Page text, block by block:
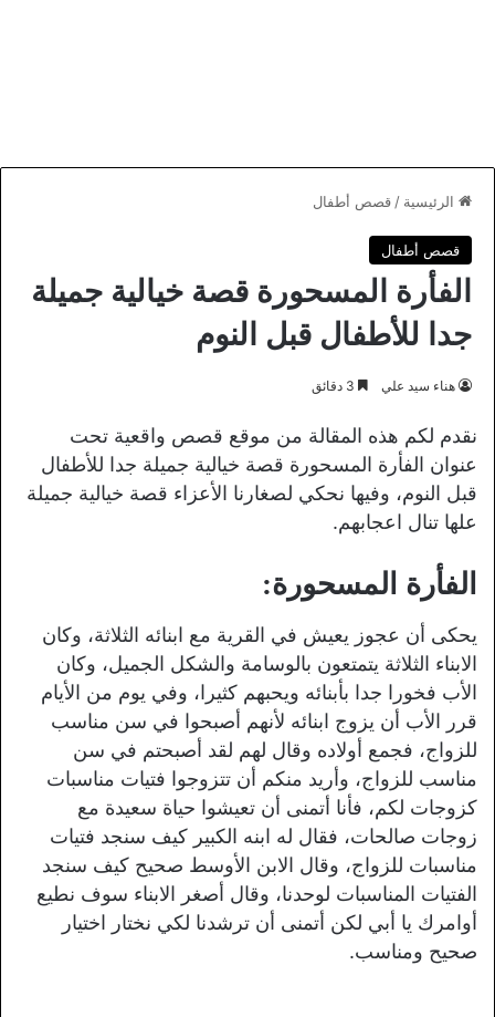
الرئيسية / قصص أطفال
قصص أطفال
الفأرة المسحورة قصة خيالية جميلة
جدا للأطفال قبل النوم
هناء سيد علي
نقدم لكم هذه المقالة من موقع قصص واقعية تحت
عنوان الفأرة المسحورة قصة خيالية جميلة جدا للأطفال
قبل النوم، وفيها نحكي لصغارنا الأعزاء قصة خيالية جميلة
علها تنال اعجابهم.
الفأرة المسحورة:
يحكى أن عجوز يعيش في القرية مع ابنائه الثلاثة، وكان
الابناء الثلاثة يتمتعون بالوسامة والشكل الجميل، وكان
الأب فخورا جدا بأبنائه ويحبهم كثيرا، وفي يوم من الأيام
قرر الأب أن يزوج ابنائه لأنهم أصبحوا في سن مناسب
للزواج، فجمع أولاده وقال لهم لقد أصبحتم في سن
مناسب للزواج، وأريد منكم أن تتزوجوا فتيات مناسبات
كزوجات لكم، فأنا أتمنى أن تعيشوا حياة سعيدة مع
زوجات صالحات، فقال له ابنه الكبير كيف سنجد فتيات
مناسبات للزواج، وقال الابن الأوسط صحيح كيف سنجد
الفتيات المناسبات لوحدنا، وقال أصغر الابناء سوف نطيع
أوامرك يا أبي لكن أتمنى أن ترشدنا لكي نختار اختيار
صحيح ومناسب.